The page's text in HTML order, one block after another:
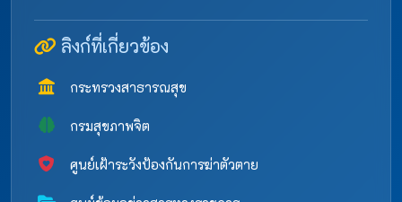
ลิงก์ที่เกี่ยวข้อง
กระทรวงสาธารณสุข
กรมสุขภาพจิต
ศูนย์เฝ้าระวังป้องกันการฆ่าตัวตาย